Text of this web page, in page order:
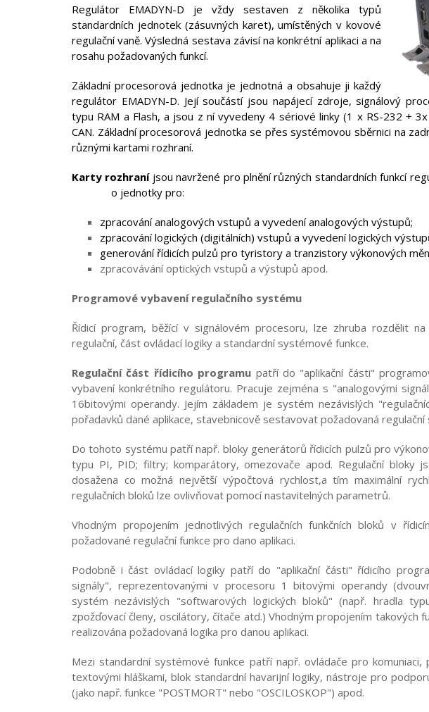
Regulátor EMADYN-D je vždy sestaven z několika typů
standardních jednotek (zásuvných karet), umístěných v kovové
regulační vaně. Výsledná sestava závisí na konkrétní aplikaci a na
rosahu požadovaných funkcí.
Základní procesorová jednotka je jednotná a obsahuje ji každý
regulátor EMADYN-D. Její součástí jsou napájecí zdroje, signálový
typu RAM a Flash, a jsou z ní vyvedeny 4 sériové linky (1 x RS-232 +
CAN. Základní procesorová jednotka se přes systémovou sběrnici na
různými kartami rozhraní.
Karty rozhraní jsou navržené pro plnění různých standardních funkcí
o jednotky pro:
zpracování analogových vstupů a vyvedení analogových výstupů;
zpracování logických (digitálních) vstupů a vyvedení logických
generování řídicích pulzů pro tyristory a tranzistory výkonových
zpracovávání optických vstupů a výstupů apod.
Programové vybavení regulačního systému
Řídicí program, běžící v signálovém procesoru, lze zhruba rozdělit
regulační, část ovládací logiky a standardní systémové funkce.
Regulační část řídicího programu patří do "aplikační části"
vybavení konkrétního regulátoru. Pracuje zejména s "analogovými
16bitovými operandy. Jejím základem je systém nezávislých
pořadavků dané aplikace, stavebnicově sestavovat požadovaná regulační
Do tohoto systému patří např. bloky generátorů řídicích pulzů pro
typu PI, PID; filtry; komparátory, omezovače apod. Regulační bloky
dosažena co možná největší výpočtová rychlost,a tím maximální
regulačních bloků lze ovlivňovat pomocí nastavitelných parametrů.
Vhodným propojením jednotlivých regulačních funkčních bloků v
požadované regulační funkce pro dano aplikaci.
Podobně i část ovládací logiky patří do "aplikační části" řídicího
signály", reprezentovanými v procesoru 1 bitovými operandy
systém nezávislých "softwarových logických bloků" (např. hradla
zpožďovací členy, oscilátory, čítače atd.) Vhodným propojením takových
realizována požadovaná logika pro danou aplikaci.
Mezi standardní systémové funkce patří např. ovládače pro
textovými hláškami, blok standardní havarijní logiky, nástroje pro
(jako např. funkce "POSTMORT" nebo "OSCILOSKOP") apod.